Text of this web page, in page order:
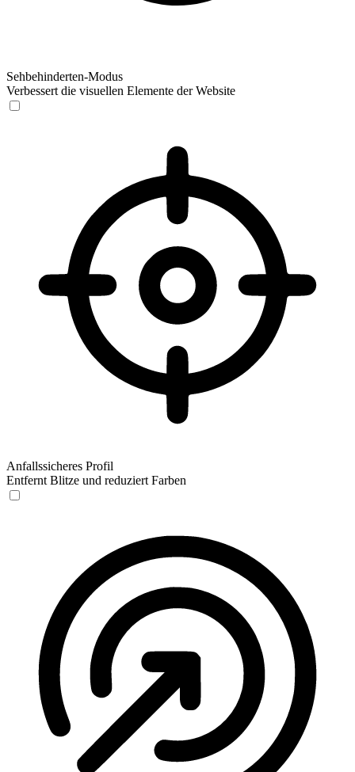
Sehbehinderten-Modus
Verbessert die visuellen Elemente der Website
Anfallssicheres Profil
Entfernt Blitze und reduziert Farben